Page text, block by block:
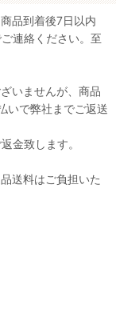
品到着後7日以内
連絡ください。至
いませんが、商品
いで弊社までご返送
金致します。
送料はご負担いた